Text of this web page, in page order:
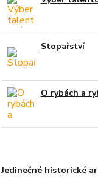
Stopařství
O rybách a
Jedinečné historické